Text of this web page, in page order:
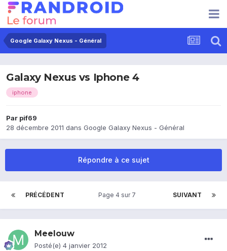
Google Galaxy Nexus - Général
Galaxy Nexus vs Iphone 4
iphone
Par pif69
28 décembre 2011 dans Google Galaxy Nexus - Général
Répondre à ce sujet
PRÉCÉDENT SUIVANT
Page 4 sur 7
Meelouw
Posté(e) 4 janvier 2012